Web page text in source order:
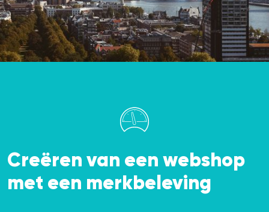
Creëren van een webshop
met een merkbeleving